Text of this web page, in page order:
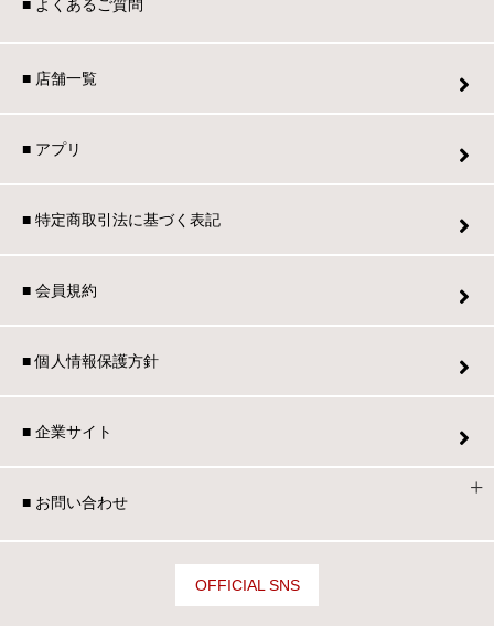
■ よくあるご質問
■ 店舗一覧
■ アプリ
■ 特定商取引法に基づく表記
■ 会員規約
■ 個人情報保護方針
■ 企業サイト
■ お問い合わせ
OFFICIAL SNS